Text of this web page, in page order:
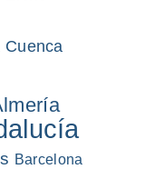
Barcelona